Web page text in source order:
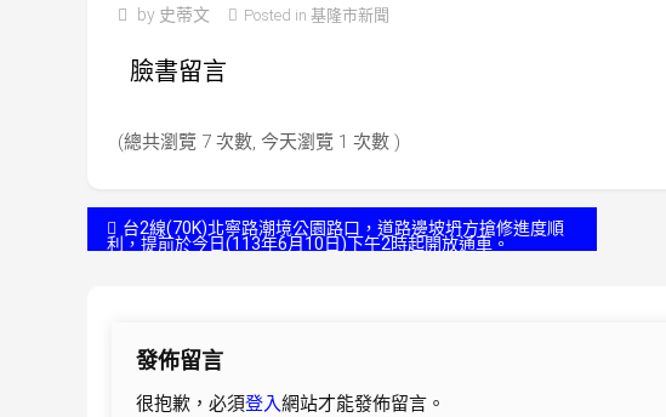
by 史蒂文 Posted in 基隆市新聞
臉書留言
(總共瀏覽 7 次數, 今天瀏覽 1 次數 )
文台2線(70K)北寧路潮境公園路口，道路邊坡坍方搶修進度順
利，提前於今日(113年6月10日)下午2時起開放通車。
發佈留言
很抱歉，必須登入網站才能發佈留言。